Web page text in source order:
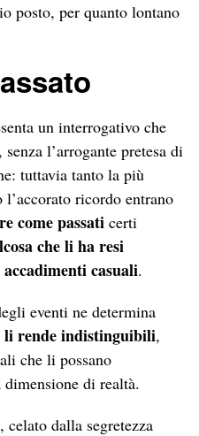
posto, per quanto lontano
un interrogativo che
l’arrogante pretesa di
tuttavia tanto la più
ricordo entrano
come passati certi
che li ha resi
accadimenti casuali.
eventi ne determina
li rende indistinguibili,
che li possano
di realtà.
dalla segretezza